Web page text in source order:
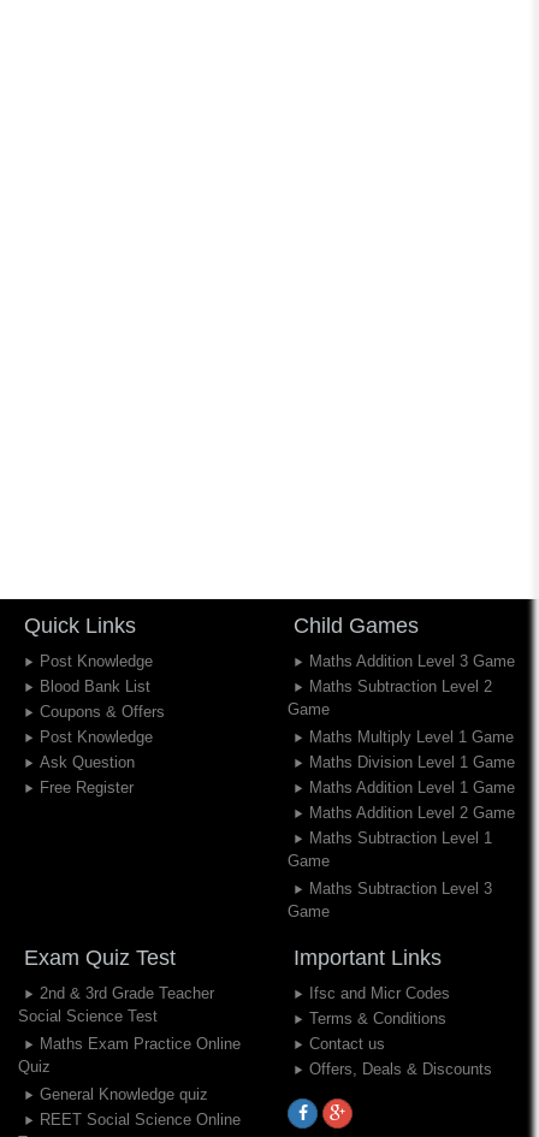
Quick Links
Post Knowledge
Blood Bank List
Coupons & Offers
Post Knowledge
Ask Question
Free Register
Child Games
Maths Addition Level 3 Game
Maths Subtraction Level 2
Game
Maths Multiply Level 1 Game
Maths Division Level 1 Game
Maths Addition Level 1 Game
Maths Addition Level 2 Game
Maths Subtraction Level 1
Game
Maths Subtraction Level 3
Game
Exam Quiz Test
2nd & 3rd Grade Teacher
Social Science Test
Maths Exam Practice Online
Quiz
General Knowledge quiz
REET Social Science Online
Important Links
Ifsc and Micr Codes
Terms & Conditions
Contact us
Offers, Deals & Discounts